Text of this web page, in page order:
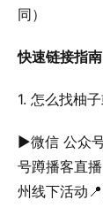
同）
快速链接指
1. 怎么找柚
▶微信 公众
号蹲播客直
州线下活动📍